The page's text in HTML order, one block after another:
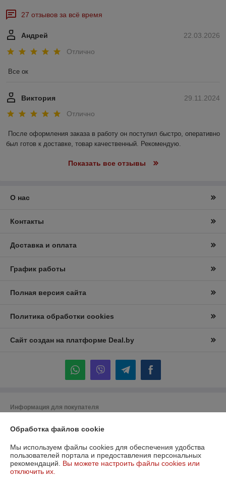
27 отзывов за всё время
22.03.2026
Андрей
Отлично
Все ок
29.11.2024
Виктория
Отлично
После оформления заказа в работу он поступил быстро, оперативно
был готов к доставке, товар качественный. Рекомендую.
Показать все отзывы
О нас
Контакты
Доставка и оплата
График работы
Полная версия сайта
Политика обработки cookies
Сайт создан на платформе Deal.by
Информация для покупателя
"Лидана"
комната 9
Регистрационный номер ЕГР: 193732228
Обработка файлов cookie
Мы используем файлы cookies для обеспечения удобства
пользователей портала и предоставления персональных
рекомендаций. Вы можете настроить файлы cookies или
отключить их.